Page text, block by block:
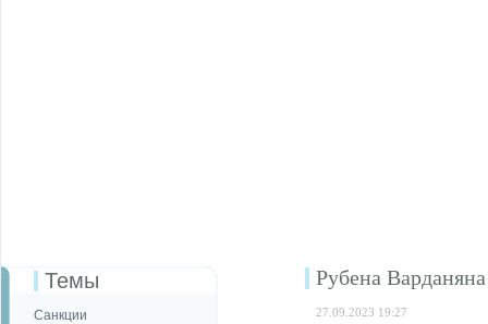
Темы
Санкции
Рубена
27.09.2023 19:27